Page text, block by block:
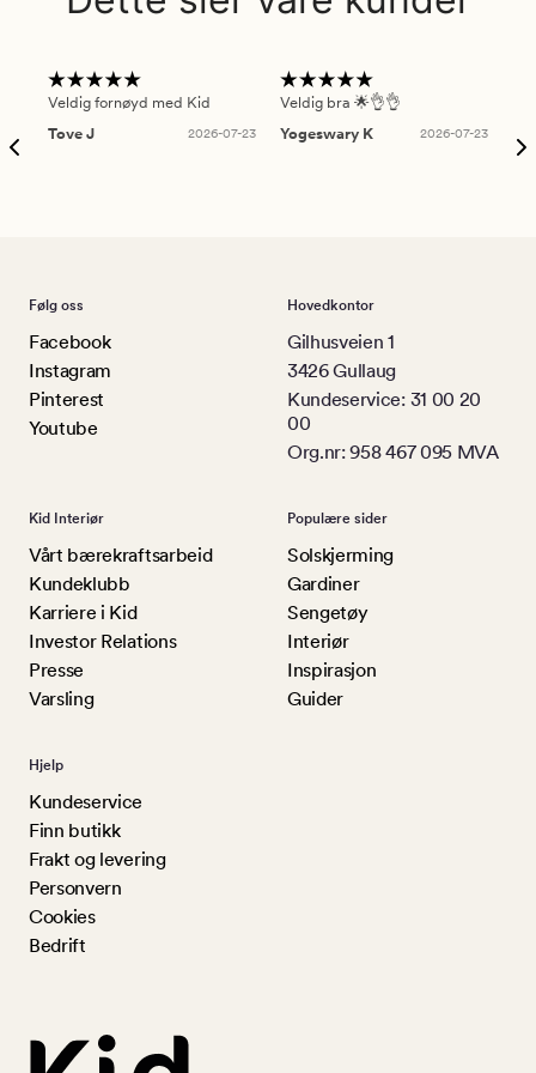
Veldig fornøyd med Kid
Tove J
2026-07-23
Veldig bra 🌟👌👌
Yogeswary K
2026-07-23
Følg oss
Facebook
Instagram
Pinterest
Youtube
Hovedkontor
Gilhusveien 1
3426 Gullaug
Kundeservice: 31 00 20
00
Org.nr: 958 467 095 MVA
Kid Interiør
Vårt bærekraftsarbeid
Kundeklubb
Karriere i Kid
Investor Relations
Presse
Varsling
Populære sider
Solskjerming
Gardiner
Sengetøy
Interiør
Inspirasjon
Guider
Hjelp
Kundeservice
Finn butikk
Frakt og levering
Personvern
Cookies
Bedrift